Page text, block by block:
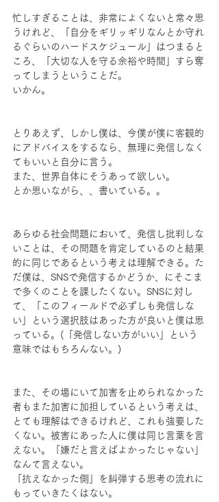
忙しすぎることは、非常によくないと常々思
うけれど、「自分をギリッギリなんとか守れ
るぐらいのハードスケジュール」はつまると
ころ、「大切な人を守る余裕や時間」すら奪
ってしまうということだ。
いかん。
とりあえず、しかし僕は、今僕が僕に客観的
にアドバイスをするなら、無理に発信しなく
てもいいと自分に言う。
また、世界自体にそうあって欲しい。
とか思いながら、、書いている。。
あらゆる社会問題において、発信し批判しな
いことは、その問題を肯定しているのと結果
的に同じであるという考えは理解できる。た
だ僕は、SNSで発信するかどうか、にそこま
で多くのことを課したくない。SNSに対し
て、「このフィールドで必ずしも発信しな
い」という選択肢はあった方が良いと僕は思
っている。(「発信しない方がいい」という
意味ではもちろんない。)
また、その場にいて加害を止められなかった
者もまた加害に加担しているという考えは、
とても理解はできるけれど、これも強要した
くない。被害にあった人に僕は同じ言葉を言
えない。「嫌だと言えばよかったじゃない」
なんて言えない。
「抗えなかった側」を糾弾する思考の流れに
もっていきたくはない。